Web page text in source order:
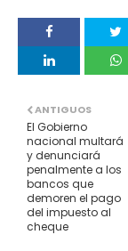
ANTIGUOS
El Gobierno
nacional multará
y denunciará
penalmente a los
bancos que
demoren el pago
del impuesto al
cheque